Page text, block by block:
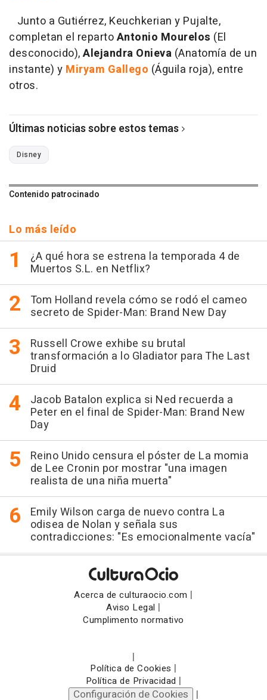
Junto a Gutiérrez, Keuchkerian y Pujalte,
completan el repartoAntonio Mourelos (El
desconocido),Alejandra Onieva (Anatomía de un
instante) y Miryam Gallego (Águila roja), entre
otros.
Últimas noticias sobre estos temas
Disney
Contenido patrocinado
Lo más leído
¿A qué hora se estrena la temporada 4 de
Muertos S.L. en Netflix?
Tom Holland revela cómo se rodó el cameo
secreto de Spider-Man: Brand New Day
Russell Crowe exhibe su brutal
transformación a lo Gladiator para The Last
Druid
Jacob Batalon explica si Ned recuerda a
Peter en el final de Spider-Man: Brand New
Day
Reino Unido censura el póster de La momia
de Lee Cronin por mostrar "una imagen
realista de una niña muerta"
Emily Wilson carga de nuevo contra La
odisea de Nolan y señala sus
contradicciones: "Es emocionalmente vacía"
Acerca de culturaocio.com |
Aviso Legal |
Cumplimento normativo
|
Política de Cookies |
Política de Privacidad |
Configuración de Cookies |